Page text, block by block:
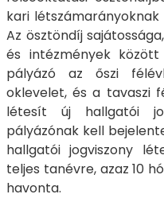
kari
Az ösztöndíj
és intézmények
pályázó az őszi
oklevelet, és a tavaszi
létesít új hallgatói
pályázónak kell
hallgatói jogviszony
teljes tanévre, azaz 10
havonta.